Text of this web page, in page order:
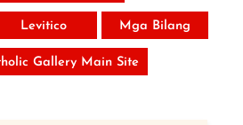
Levitico Mga Bilang
Gallery Main Site